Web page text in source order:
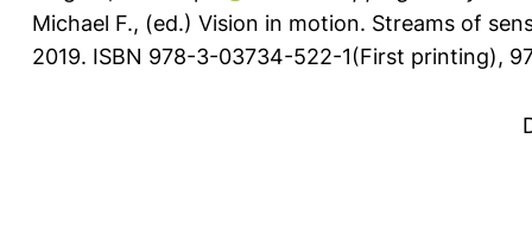
Michael F., (ed.) Vision in motion. Streams of
2019. ISBN 978-3-03734-522-1(First printing),